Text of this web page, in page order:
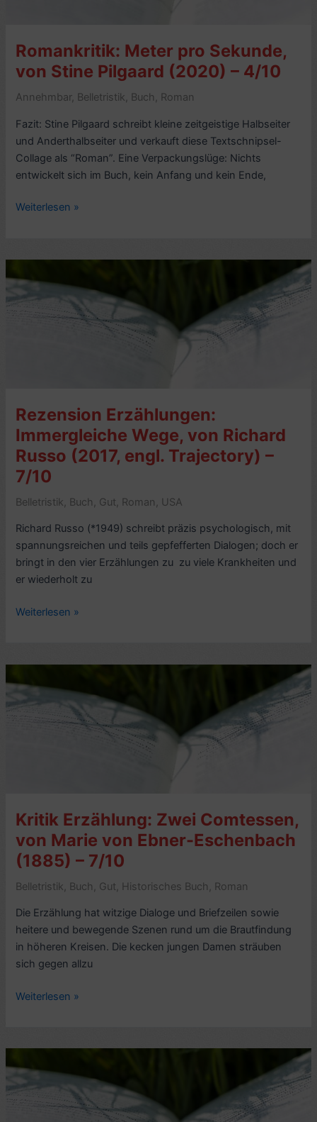
Horst
Geerken
Romankritik: Meter pro Sekunde,
von Stine Pilgaard (2020) – 4/10
Annehmbar, Belletristik, Buch , Roman
Fazit: Stine Pilgaard schreibt kleine zeitgeistige Halbseiter
und Anderthalbseiter und verkauft diese Textschnipsel-
Collage als “Roman”. Eine Verpackungslüge: Nichts
entwickelt sich im Buch, kein Anfang und kein Ende,
Romankritik:
Sekunde,
Pilgaard
Weiterlesen »
Rezension Erzählungen:
Immergleiche Wege, von Richard
Russo (2017, engl. Trajectory) –
7/10
Belletristik, Buch , Gut, Roman , USA
Richard Russo (*1949) schreibt präzis psychologisch, mit
spannungsreichen und teils gepfefferten Dialogen; doch er
bringt in den vier Erzählungen zu zu viele Krankheiten und
er wiederholt zu
Rezension
Wege,
Russo
Weiterlesen »
Kritik Erzählung: Zwei Comtessen,
von Marie von Ebner-Eschenbach
(1885) – 7/10
Belletristik, Buch , Gut, Historisches Buch , Roman
Die Erzählung hat witzige Dialoge und Briefzeilen sowie
heitere und bewegende Szenen rund um die Brautfindung
in höheren Kreisen. Die kecken jungen Damen sträuben
sich gegen allzu
Kritik
Comtessen,
Weiterlesen »